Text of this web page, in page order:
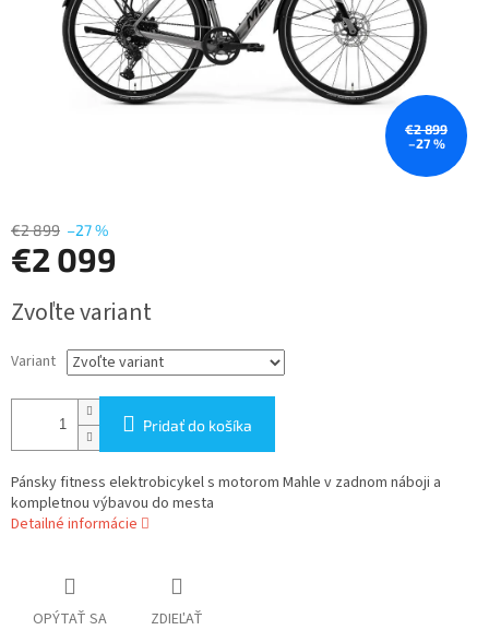
€2 899
–27 %
€2 899 –27 %
€2 099
cena:
Zvoľte variant
Variant
Pridať do košíka
Pánsky fitness elektrobicykel s motorom Mahle v zadnom náboji a
kompletnou výbavou do mesta
Detailné informácie
OPÝTAŤ SA ZDIEĽAŤ